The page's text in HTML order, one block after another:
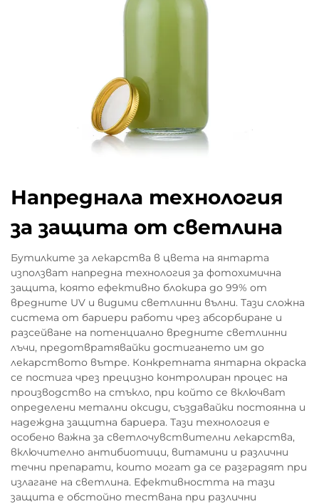
Напреднала технология
за защита от светлина
Бутилките за лекарства в цвета на янтарта
използват напредна технология за фотохимична
защита, която ефективно блокира до 99% от
вредните UV и видими светлинни вълни. Тази сложна
система от бариери работи чрез абсорбиране и
разсейване на потенциално вредните светлинни
лъчи, предотвратявайки достигането им до
лекарството вътре. Конкретната янтарна окраска
се постига чрез прецизно контролиран процес на
производство на стъкло, при който се включват
определени метални оксиди, създавайки постоянна и
надеждна защитна бариера. Тази технология е
особено важна за светлочувствителни лекарства,
включително антибиотици, витамини и различни
течни препарати, които могат да се разградят при
излагане на светлина. Ефективността на тази
защита е обстойно тествана при различни